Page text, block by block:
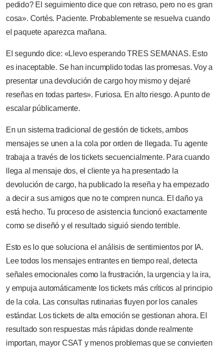
pedido? El seguimiento dice que con retraso, pero no es gran
cosa». Cortés. Paciente. Probablemente se resuelva cuando
el paquete aparezca mañana.
El segundo dice: «Llevo esperando TRES SEMANAS. Esto
es inaceptable. Se han incumplido todas las promesas. Voy a
presentar una devolución de cargo hoy mismo y dejaré
reseñas en todas partes». Furiosa. En alto riesgo. A punto de
escalar públicamente.
En un sistema tradicional de gestión de tickets, ambos
mensajes se unen a la cola por orden de llegada. Tu agente
trabaja a través de los tickets secuencialmente. Para cuando
llega al mensaje dos, el cliente ya ha presentado la
devolución de cargo, ha publicado la reseña y ha empezado
a decir a sus amigos que no te compren nunca. El daño ya
está hecho. Tu proceso de asistencia funcionó exactamente
como se diseñó y el resultado siguió siendo terrible.
Esto es lo que soluciona el análisis de sentimientos por IA.
Lee todos los mensajes entrantes en tiempo real, detecta
señales emocionales como la frustración, la urgencia y la ira,
y empuja automáticamente los tickets más críticos al principio
de la cola. Las consultas rutinarias fluyen por los canales
estándar. Los tickets de alta emoción se gestionan ahora. El
resultado son respuestas más rápidas donde realmente
importan, mayor CSAT y menos problemas que se convierten